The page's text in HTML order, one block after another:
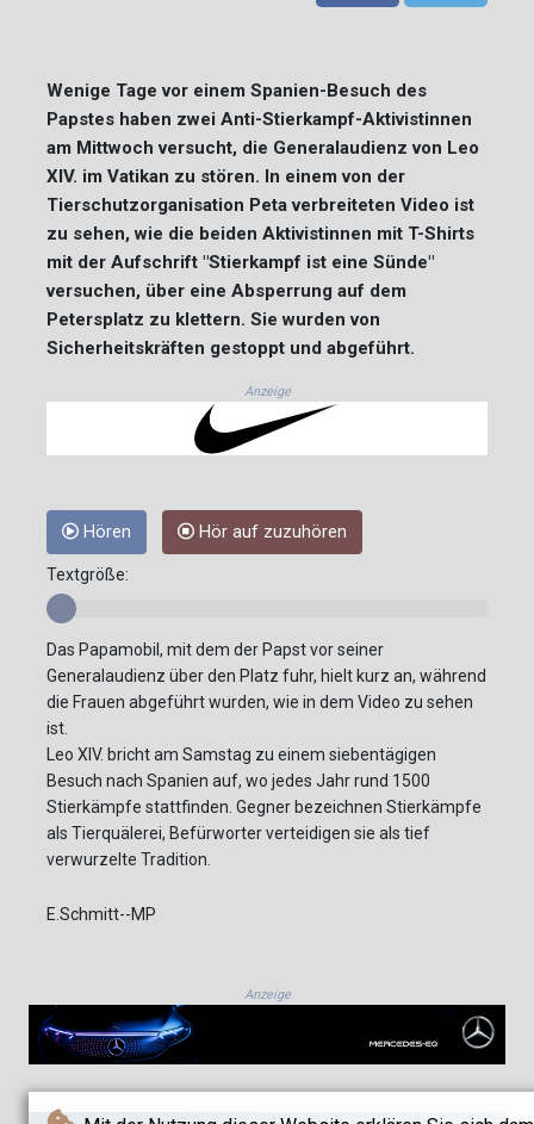
Wenige Tage vor einem Spanien-Besuch des
Papstes haben zwei Anti-Stierkampf-Aktivistinnen
am Mittwoch versucht, die Generalaudienz von Leo
XIV. im Vatikan zu stören. In einem von der
Tierschutzorganisation Peta verbreiteten Video ist
zu sehen, wie die beiden Aktivistinnen mit T-Shirts
mit der Aufschrift "Stierkampf ist eine Sünde"
versuchen, über eine Absperrung auf dem
Petersplatz zu klettern. Sie wurden von
Sicherheitskräften gestoppt und abgeführt.
Anzeige
Hören Hör auf zuzuhören
Textgröße:
Das Papamobil, mit dem der Papst vor seiner
Generalaudienz über den Platz fuhr, hielt kurz an, während
die Frauen abgeführt wurden, wie in dem Video zu sehen
ist.
Leo XIV. bricht am Samstag zu einem siebentägigen
Besuch nach Spanien auf, wo jedes Jahr rund 1500
Stierkämpfe stattfinden. Gegner bezeichnen Stierkämpfe
als Tierquälerei, Befürworter verteidigen sie als tief
verwurzelte Tradition.
E.Schmitt--MP
Anzeige